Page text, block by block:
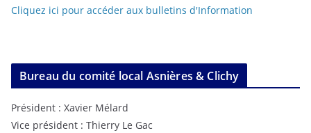
Cliquez ici pour accéder aux bulletins d'Information
Bureau du comité local Asnières & Clichy
Président : Xavier Mélard
Vice président : Thierry Le Gac